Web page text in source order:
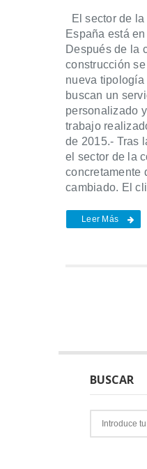
El sector de
España está
Después de la
construcción
nueva
buscan un
personalizado
trabajo
de 2015.- Tras
el sector de la
concretamente
cambiado. El
Leer Más
BUSCAR